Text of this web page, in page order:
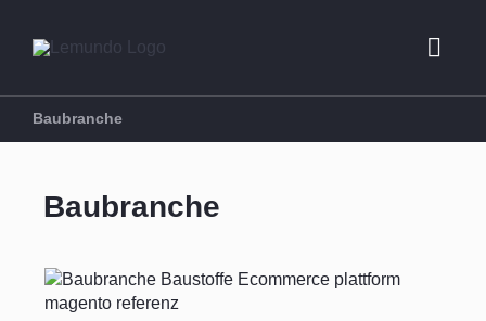
springen
Baubranche
Baubranche